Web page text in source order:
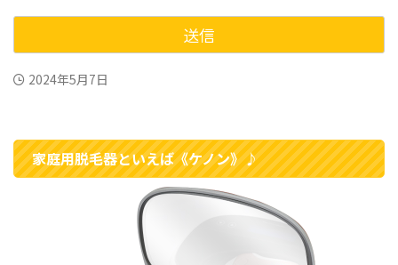
2024年5月7日
家庭用脱毛器といえば《ケノン》♪